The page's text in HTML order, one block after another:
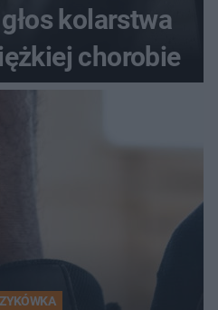
kolarstwa
chorobie